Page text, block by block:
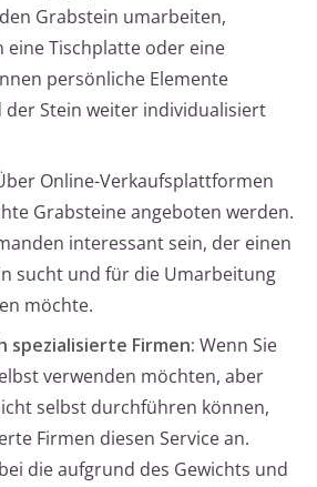
Grabstein umarbeiten,
eine Tischplatte oder eine
persönliche Elemente
der Stein weiter individualisiert
Online-Verkaufsplattformen
Grabsteine angeboten werden.
interessant sein, der einen
sucht und für die Umarbeitung
möchte.
spezialisierte Firmen: Wenn Sie
verwenden möchten, aber
selbst durchführen können,
Firmen diesen Service an.
die aufgrund des Gewichts und